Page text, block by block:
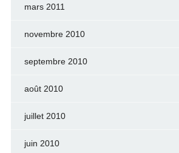
mars 2011
novembre 2010
septembre 2010
août 2010
juillet 2010
juin 2010